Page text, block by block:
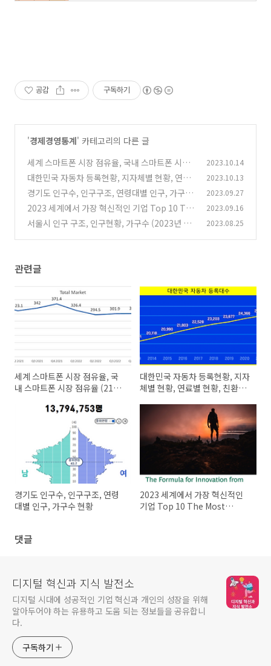
공감 구독하기
'경제경영통계' 카테고리의 다른 글
세계 스마트폰 시장 점유율, 국내 스마트폰 시장
점유율 (21년 1분기~23년 1분기)
(0)
2023.10.14
대한민국 자동차 등록현황, 지자체별 현황, 연료
별 현황, 친환경자동차 현황 (0)
2023.10.13
경기도 인구수, 인구구조, 연령대별 인구, 가구수
현황
(0)
2023.09.27
2023 세계에서 가장 혁신적인 기업 Top 10 Th
e Most Innovative Companies 2023 (0)
2023.09.16
서울시 인구 구조, 인구현황, 가구수 (2023년 최
2023.08.25
관련글
세계 스마트폰 시장 점유율, 국
내 스마트폰 시장 점유율 (21년
대한민국 자동차 등록현황, 지자
체별 현황, 연료별 현황, 친환경
경기도 인구수, 인구구조, 연령
대별 인구, 가구수 현황
2023 세계에서 가장 혁신적인
기업 Top 10 The Most
댓글
디지털 혁신과 지식 발전소
디지털 시대에 성공적인 기업 혁신과 개인의 성장을 위해
알아두어야 하는 유용하고 도움 되는 정보들을 공유합니
다.
구독하기